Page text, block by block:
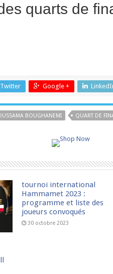
quarts de
Twitter Google +
BOUGHANEMI QUART DE
tournoi international
Hammamet 2023 :
programme et liste des
joueurs convoqués
30 octobre 2023